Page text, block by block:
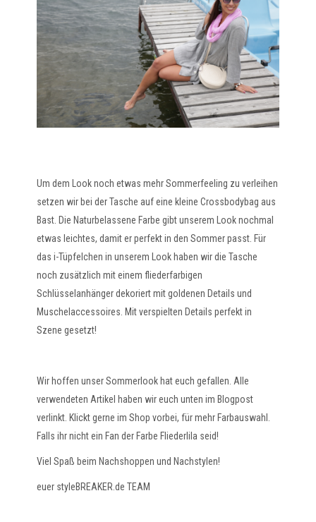
Um dem Look noch etwas mehr Sommerfeeling zu verleihen
setzen wir bei der Tasche auf eine kleine Crossbodybag aus
Bast. Die Naturbelassene Farbe gibt unserem Look nochmal
etwas leichtes, damit er perfekt in den Sommer passt. Für
das i-Tüpfelchen in unserem Look haben wir die Tasche
noch zusätzlich mit einem fliederfarbigen
Schlüsselanhänger dekoriert mit goldenen Details und
Muschelaccessoires. Mit verspielten Details perfekt in
Szene gesetzt!
Wir hoffen unser Sommerlook hat euch gefallen. Alle
verwendeten Artikel haben wir euch unten im Blogpost
verlinkt. Klickt gerne im Shop vorbei, für mehr Farbauswahl.
Falls ihr nicht ein Fan der Farbe Fliederlila seid!
Viel Spaß beim Nachshoppen und Nachstylen!
euer styleBREAKER.de TEAM